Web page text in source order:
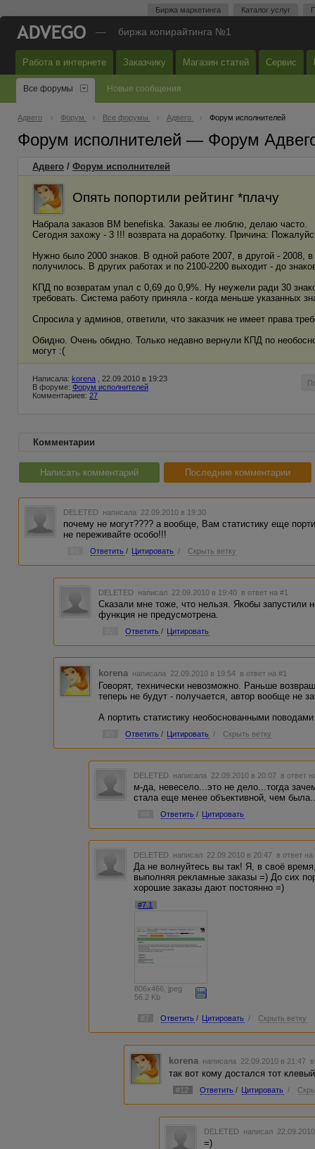
Биржа маркетинга Каталог услуг
— биржа копирайтинга №1
Работа в интернете Заказчику Магазин статей Сервис
Все форумы Новые сообщения
Адвего Форум Все форумы Адвего Форум исполнителей
Форум исполнителей — Форум
Адвего / Форум исполнителей
Опять попортили рейтинг *плачу
Набрала заказов ВМ benefiska. Заказы ее люблю, делаю часто.
Сегодня захожу - 3 !!! возврата на доработку. Причина:
Нужно было 2000 знаков. В одной работе 2007, в другой - 2008, в
получилось. В других работах и по 2100-2200 выходит - до
КПД по возвратам упал с 0,69 до 0,9%. Ну неужели ради 30
требовать. Система работу приняла - когда меньше указанных
Спросила у админов, ответили, что заказчик не имеет права
Обидно. Очень обидно. Только недавно вернули КПД по
могут :(
Написала: korena , 22.09.2010 в 19:23
В форуме: Форум исполнителей
Комментариев: 27
Комментарии
Написать комментарий Последние комментарии
DELETED написала 22.09.2010 в 19:30
почему не могут???? а вообще, Вам статистику еще
не переживайте особо!!!
Ответить / Цитировать / Скрыть ветку
DELETED написал 22.09.2010 в 19:40 в ответ на #1
Сказали мне тоже, что нельзя. Якобы запустили
функция не предусмотрена.
Ответить / Цитировать
korena написала 22.09.2010 в 19:54 в ответ на #1
Говорят, технически невозможно. Раньше
теперь не будут - получается, автор вообще не
А портить статистику необоснованными
Ответить / Цитировать / Скрыть ветку
DELETED написала 22.09.2010 в 20:07 в ответ
м-да, невесело...это не дело...тогда
стала еще менее объективной, чем
Ответить / Цитировать
DELETED написал 22.09.2010 в 20:47 в ответ на
Да не волнуйтесь вы так! Я, в своё
выполняя рекламные заказы =) До сих
хорошие заказы дают постоянно =)
#7.1
806x466, jpeg
56.2 Kb
#7 Ответить / Цитировать / Скрыть ветку
korena написала 22.09.2010 в 21:47
так вот кому достался тот
#12 Ответить / Цитировать /
DELETED написал
=)